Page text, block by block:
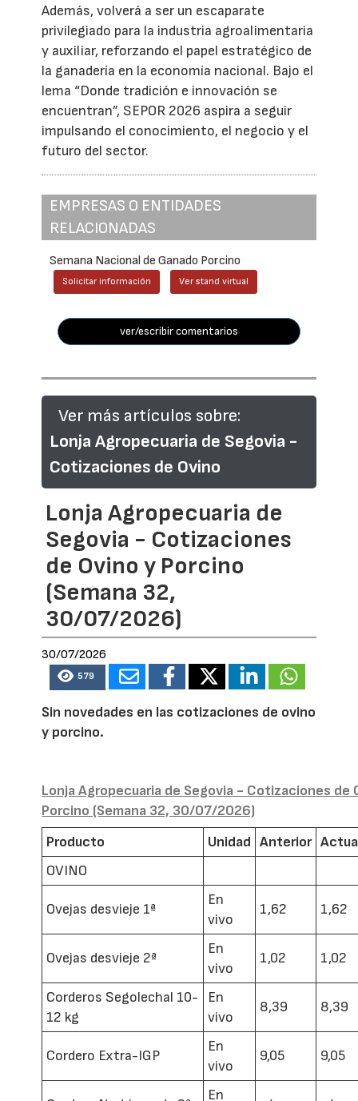
Además, volverá a ser un escaparate
privilegiado para la industria agroalimentaria
y auxiliar, reforzando el papel estratégico de
la ganadería en la economía nacional. Bajo el
lema “Donde tradición e innovación se
encuentran”, SEPOR 2026 aspira a seguir
impulsando el conocimiento, el negocio y el
futuro del sector.
EMPRESAS O ENTIDADES
RELACIONADAS
Semana Nacional de Ganado Porcino
Solicitar información Ver stand virtual
ver/escribir comentarios
Ver más artículos sobre:
Lonja Agropecuaria de Segovia -
Cotizaciones de Ovino
Lonja Agropecuaria de
Segovia - Cotizaciones
de Ovino y Porcino
(Semana 32,
30/07/2026)
30/07/2026
579
Sin novedades en las cotizaciones de ovino
y porcino.
Lonja Agropecuaria de Segovia - Cotizaciones de
Porcino (Semana 32, 30/07/2026)
Producto
Unidad Anterior
OVINO
Ovejas desvieje 1ª
En
vivo
1,62 1,62
Ovejas desvieje 2ª
En
vivo
1,02 1,02
Corderos Segolechal 10-
12 kg
En
vivo
8,39 8,39
Cordero Extra-IGP
En
vivo
9,05 9,05
En